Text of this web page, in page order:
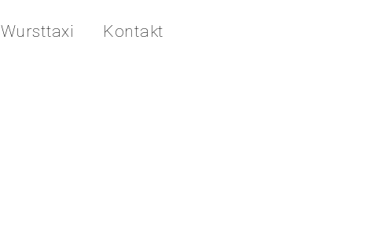
Wursttaxi Kontakt